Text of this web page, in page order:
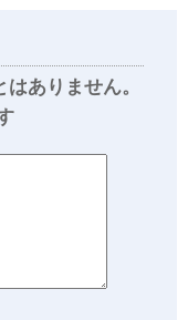
ありません。